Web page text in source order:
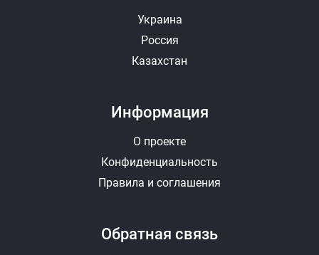
Украина
Россия
Казахстан
Информация
О проекте
Конфиденциальность
Правила и соглашения
Обратная связь